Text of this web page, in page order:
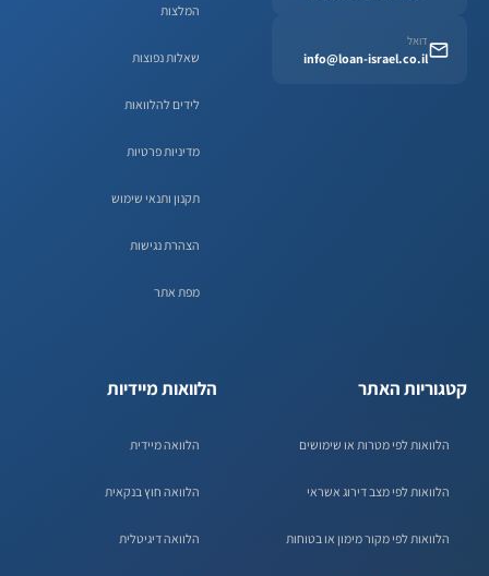
דואל
info@loan-israel.co.il
המלצות
שאלות נפוצות
לידים להלוואות
מדיניות פרטיות
תקנון ותנאי שימוש
הצהרת נגישות
מפת אתר
קטגוריות האתר
הלוואות לפי מטרות או שימושים
הלוואות לפי מצב דירוג אשראי
הלוואות לפי מקור מימון או בטוחות
הלוואות מיידיות
הלוואה מיידית
הלוואה חוץ בנקאית
הלוואה דיגיטלית